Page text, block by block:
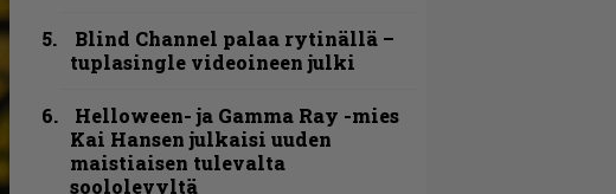
Blind Channel palaa rytinällä –
tuplasingle videoineen julki
Helloween- ja Gamma Ray -mies
Kai Hansen julkaisi uuden
maistiaisen tulevalta
soololevyltä